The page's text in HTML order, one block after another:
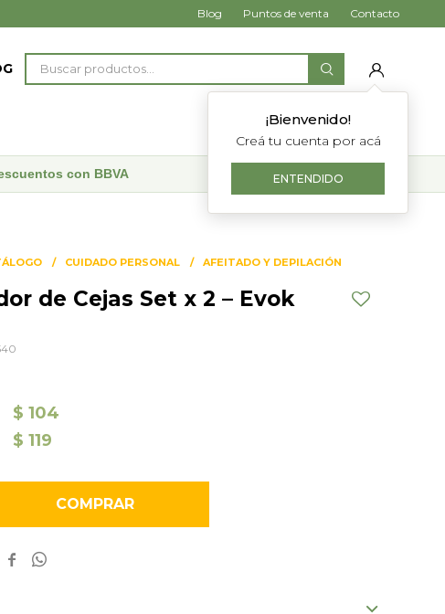
¡Bienvenido!
Creá tu cuenta por acá
ENTENDIDO
Blog Puntos de venta Contacto
con BBVA
CUIDADO PERSONAL AFEITADO Y DEPILACIÓN
de Cejas Set x 2 – Evok
$ 104
$ 119
COMPRAR
 